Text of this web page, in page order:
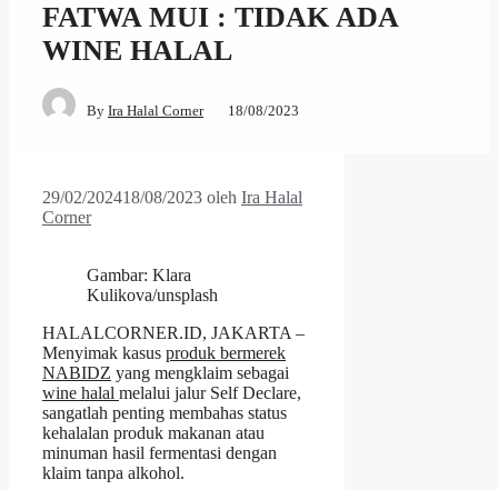
FATWA MUI : TIDAK ADA
WINE HALAL
By Ira Halal Corner 18/08/2023
29/02/202418/08/2023 oleh Ira Halal
Corner
Gambar: Klara
Kulikova/unsplash
HALALCORNER.ID, JAKARTA –
Menyimak kasus produk bermerek
NABIDZ yang mengklaim sebagai
wine halal melalui jalur Self Declare,
sangatlah penting membahas status
kehalalan produk makanan atau
minuman hasil fermentasi dengan
klaim tanpa alkohol.